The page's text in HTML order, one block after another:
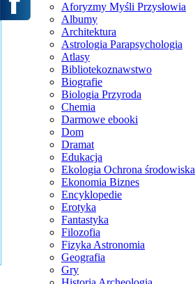
Aforyzmy Myśli Przysłowia
Albumy
Architektura
Astrologia Parapsychologia
Atlasy
Bibliotekoznawstwo
Biografie
Biologia Przyroda
Chemia
Darmowe ebooki
Dom
Dramat
Edukacja
Ekologia Ochrona środowiska
Ekonomia Biznes
Encyklopedie
Erotyka
Fantastyka
Filozofia
Fizyka Astronomia
Geografia
Gry